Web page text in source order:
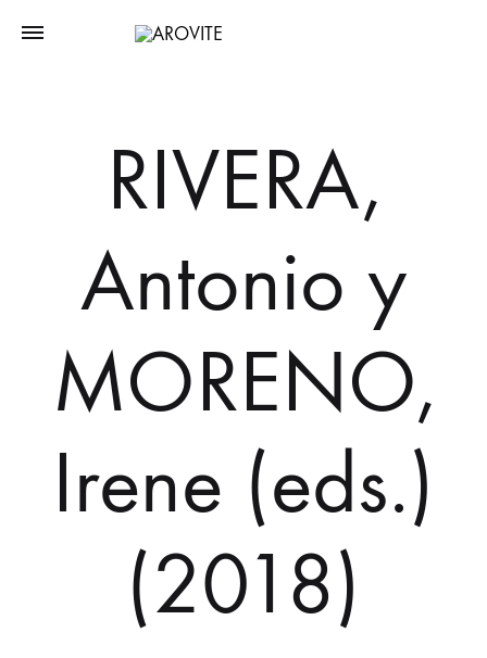
RIVERA,
Antonio y
MORENO,
Irene (eds.)
(2018)